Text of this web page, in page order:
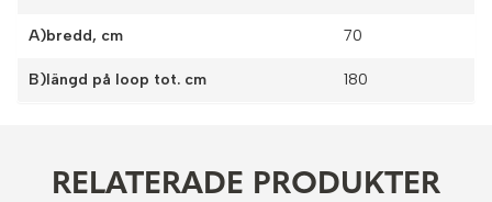
A)bredd, cm 70
B)längd på loop tot. cm 180
RELATERADE PRODUKTER